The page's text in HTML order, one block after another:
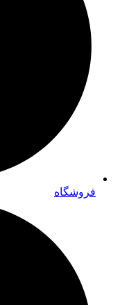
فروشگاه